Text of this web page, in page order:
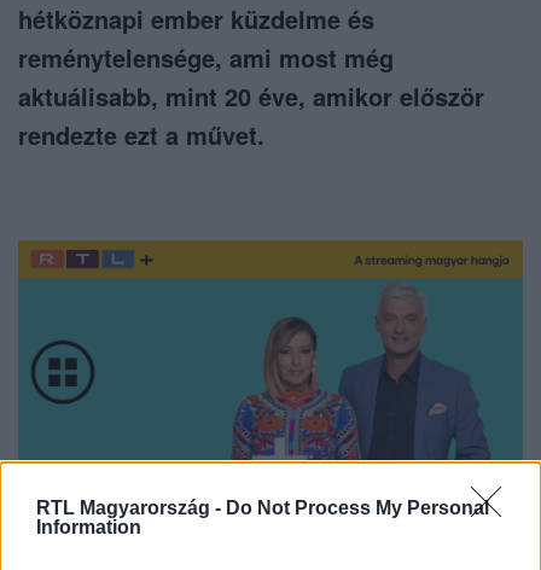
RTL Magyarország - Do Not Process My Personal
Information
hétköznapi ember küzdelme és
reménytelensége, ami most még
aktuálisabb, mint 20 éve, amikor először
rendezte ezt a művet.